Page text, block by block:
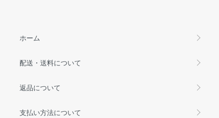
ホーム
配送・送料について
返品について
支払い方法について